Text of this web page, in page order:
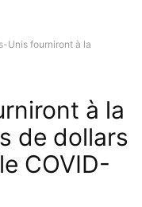
Unis fourniront à la
à la
de dollars
COVID-